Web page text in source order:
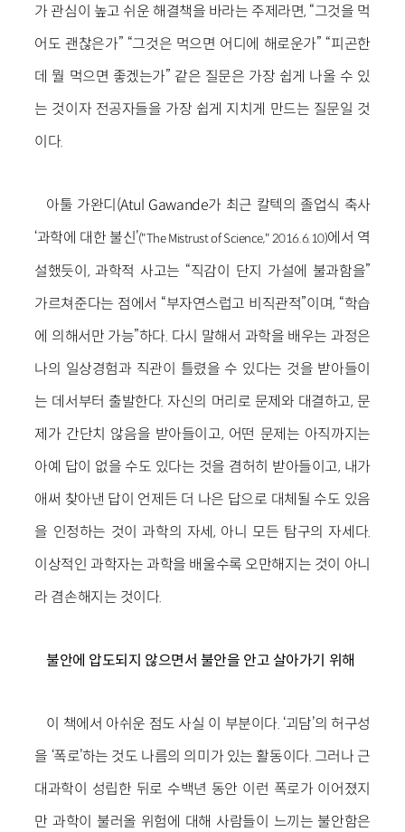
가 관심이 높고 쉬운 해결책을 바라는 주제라면, “그것을 먹
어도 괜찮은가” “그것은 먹으면 어디에 해로운가” “피곤한
데 뭘 먹으면 좋겠는가” 같은 질문은 가장 쉽게 나올 수 있
는 것이자 전공자들을 가장 쉽게 지치게 만드는 질문일 것
이다.
아툴 가완디(Atul Gawande가 최근 칼텍의 졸업식 축사
‘과학에 대한 불신’("The Mistrust of Science," 2016.6.10)에서 역
설했듯이, 과학적 사고는 “직감이 단지 가설에 불과함을”
가르쳐준다는 점에서 “부자연스럽고 비직관적”이며, “학습
에 의해서만 가능”하다. 다시 말해서 과학을 배우는 과정은
나의 일상경험과 직관이 틀렸을 수 있다는 것을 받아들이
는 데서부터 출발한다. 자신의 머리로 문제와 대결하고, 문
제가 간단치 않음을 받아들이고, 어떤 문제는 아직까지는
아예 답이 없을 수도 있다는 것을 겸허히 받아들이고, 내가
애써 찾아낸 답이 언제든 더 나은 답으로 대체될 수도 있음
을 인정하는 것이 과학의 자세, 아니 모든 탐구의 자세다.
이상적인 과학자는 과학을 배울수록 오만해지는 것이 아니
라 겸손해지는 것이다.
불안에 압도되지 않으면서 불안을 안고 살아가기 위해
이 책에서 아쉬운 점도 사실 이 부분이다. ‘괴담’의 허구성
을 ‘폭로’하는 것도 나름의 의미가 있는 활동이다. 그러나 근
대과학이 성립한 뒤로 수백년 동안 이런 폭로가 이어졌지
만 과학이 불러올 위험에 대해 사람들이 느끼는 불안함은